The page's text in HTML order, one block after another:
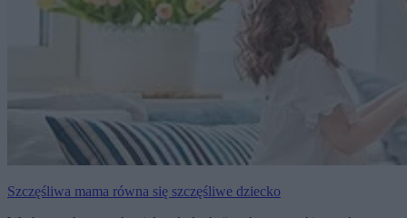
Szczęśliwa mama równa się szczęśliwe dziecko